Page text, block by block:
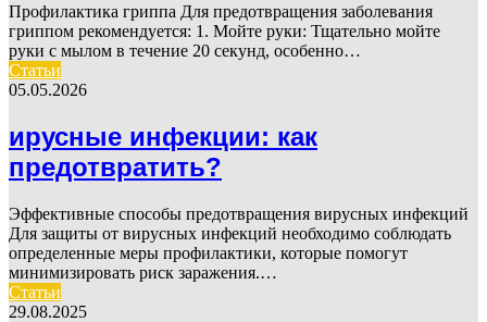
Профилактика гриппа Для предотвращения заболевания
гриппом рекомендуется: 1. Мойте руки: Тщательно мойте
руки с мылом в течение 20 секунд, особенно…
Статьи
05.05.2026
ирусные инфекции: как
предотвратить?
Эффективные способы предотвращения вирусных инфекций
Для защиты от вирусных инфекций необходимо соблюдать
определенные меры профилактики, которые помогут
минимизировать риск заражения.…
Статьи
29.08.2025